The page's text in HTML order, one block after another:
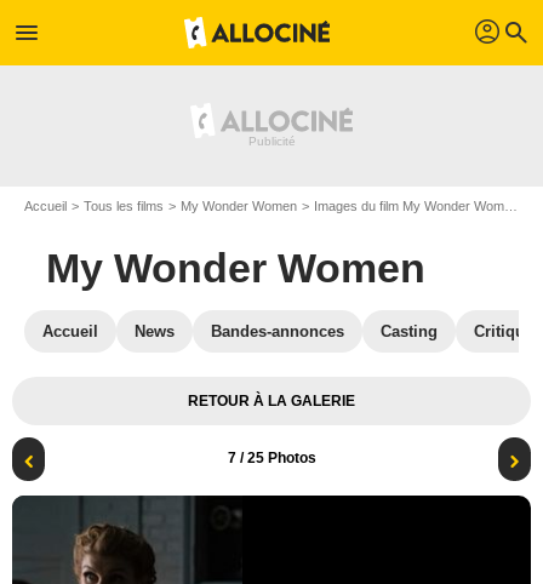
menu profil search
Accueil Tous les films My Wonder Women Images du film My Wonder Women
My Wonder Women
Accueil News Bandes-annonces Casting
RETOUR À LA GALERIE
7/ 25 Photos